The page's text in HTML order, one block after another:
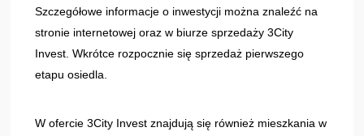
Szczegółowe informacje o inwestycji można znaleźć na
stronie internetowej oraz w biurze sprzedaży 3City
Invest. Wkrótce rozpocznie się sprzedaż pierwszego
etapu osiedla.
W ofercie 3City Invest znajdują się również mieszkania w